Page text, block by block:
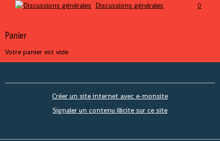
Discussions générales 0
Panier
Votre panier est vide
Créer un site internet avec e-monsite
Signaler un contenu illicite sur ce site